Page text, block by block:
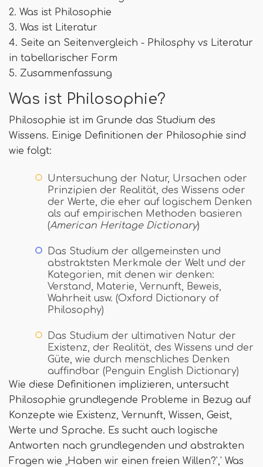
2. Was ist Philosophie
3. Was ist Literatur
4. Seite an Seitenvergleich - Philosphy vs Literatur
in tabellarischer Form
5. Zusammenfassung
Was ist Philosophie?
Philosophie ist im Grunde das Studium des
Wissens. Einige Definitionen der Philosophie sind
wie folgt:
Untersuchung der Natur, Ursachen oder
Prinzipien der Realität, des Wissens oder
der Werte, die eher auf logischem Denken
als auf empirischen Methoden basieren
(American Heritage Dictionary)
Das Studium der allgemeinsten und
abstraktsten Merkmale der Welt und der
Kategorien, mit denen wir denken:
Verstand, Materie, Vernunft, Beweis,
Wahrheit usw. (Oxford Dictionary of
Philosophy)
Das Studium der ultimativen Natur der
Existenz, der Realität, des Wissens und der
Güte, wie durch menschliches Denken
auffindbar (Penguin English Dictionary)
Wie diese Definitionen implizieren, untersucht
Philosophie grundlegende Probleme in Bezug auf
Konzepte wie Existenz, Vernunft, Wissen, Geist,
Werte und Sprache. Es sucht auch logische
Antworten nach grundlegenden und abstrakten
Fragen wie „Haben wir einen freien Willen?',' Was